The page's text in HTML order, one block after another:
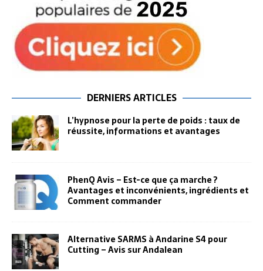
DERNIERS ARTICLES
L’hypnose pour la perte de poids : taux de
réussite, informations et avantages
PhenQ Avis – Est-ce que ça marche ?
Avantages et inconvénients, ingrédients et
Comment commander
Alternative SARMS à Andarine S4 pour
Cutting – Avis sur Andalean